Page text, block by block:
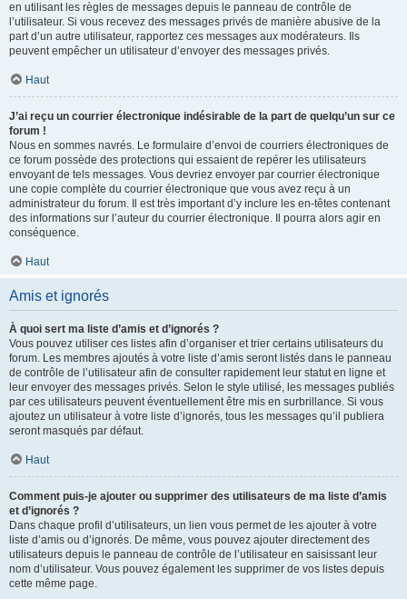
en utilisant les règles de messages depuis le panneau de contrôle de
l’utilisateur. Si vous recevez des messages privés de manière abusive de la
part d’un autre utilisateur, rapportez ces messages aux modérateurs. Ils
peuvent empêcher un utilisateur d’envoyer des messages privés.
Haut
J’ai reçu un courrier électronique indésirable de la part de quelqu’un sur ce
forum !
Nous en sommes navrés. Le formulaire d’envoi de courriers électroniques de
ce forum possède des protections qui essaient de repérer les utilisateurs
envoyant de tels messages. Vous devriez envoyer par courrier électronique
une copie complète du courrier électronique que vous avez reçu à un
administrateur du forum. Il est très important d’y inclure les en-têtes contenant
des informations sur l’auteur du courrier électronique. Il pourra alors agir en
conséquence.
Haut
Amis et ignorés
À quoi sert ma liste d’amis et d’ignorés ?
Vous pouvez utiliser ces listes afin d’organiser et trier certains utilisateurs du
forum. Les membres ajoutés à votre liste d’amis seront listés dans le panneau
de contrôle de l’utilisateur afin de consulter rapidement leur statut en ligne et
leur envoyer des messages privés. Selon le style utilisé, les messages publiés
par ces utilisateurs peuvent éventuellement être mis en surbrillance. Si vous
ajoutez un utilisateur à votre liste d’ignorés, tous les messages qu’il publiera
seront masqués par défaut.
Haut
Comment puis-je ajouter ou supprimer des utilisateurs de ma liste d’amis
et d’ignorés ?
Dans chaque profil d’utilisateurs, un lien vous permet de les ajouter à votre
liste d’amis ou d’ignorés. De même, vous pouvez ajouter directement des
utilisateurs depuis le panneau de contrôle de l’utilisateur en saisissant leur
nom d’utilisateur. Vous pouvez également les supprimer de vos listes depuis
cette même page.